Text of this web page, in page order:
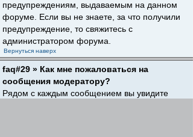
предупреждениям, выдаваемым на данном
форуме. Если вы не знаете, за что получили
предупреждение, то свяжитесь с
администратором форума.
Вернуться наверх
faq#29 » Как мне пожаловаться на
сообщения модератору?
Рядом с каждым сообщением вы увидите